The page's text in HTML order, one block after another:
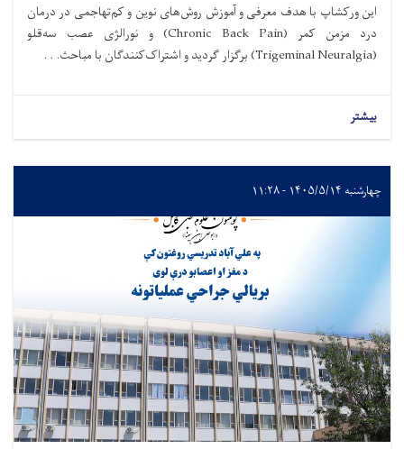
این ورکشاپ با هدف معرفی و آموزش روش‌های نوین و کم‌تهاجمی در درمان
درد مزمن کمر (Chronic Back Pain) و نورالژی عصب سه‌قلو
(Trigeminal Neuralgia) برگزار گردید و اشتراک‌کنندگان با مباحث. . .
بیشتر
چهارشنبه ۱۴۰۵/۵/۱۴ - ۱۱:۲۸